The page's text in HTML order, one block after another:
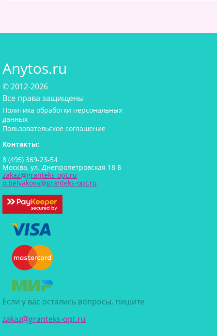
Anytos.ru
© 2012-2026
Все права защищены
Политика обработки персональных
данных
Пользовательское соглашение
Контакты:
8 (495) 369-23-54
Москва, ул. Днепропетровская 18 Б
zakaz@granteks-opt.ru
o.belyakova@granteks-opt.ru
Если у вас остались вопросы, пишите
zakaz@granteks-opt.ru